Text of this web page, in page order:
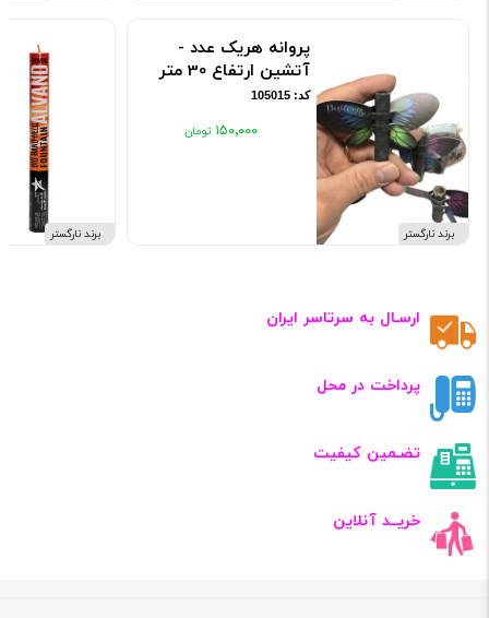
برند نارگستر
پروانه هریک عدد -
آتشین ارتفاع 30 متر
کد: 105015
۱۵۰٬۰۰۰
برند نارگستر
ارسـال به سرتاسر ایران
پرداخت در محل
تضـمین کیفیت
خریــد آنلاین